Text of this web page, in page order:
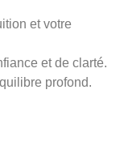
et votre
et de clarté.
profond.